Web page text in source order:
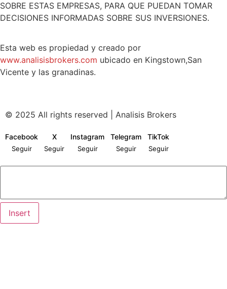
SOBRE ESTAS EMPRESAS, PARA QUE PUEDAN TOMAR
DECISIONES INFORMADAS SOBRE SUS INVERSIONES.
Esta web es propiedad y creado por
www.analisisbrokers.com ubicado en Kingstown,San
Vicente y las granadinas.
© 2025 All rights reserved | Analisis Brokers
Facebook
Seguir
X
Seguir
Instagram
Seguir
Telegram
Seguir
TikTok
Seguir
Insert